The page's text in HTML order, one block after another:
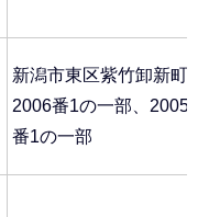
新潟市東区紫竹卸新町
2006番1の一部、2005
番1の一部